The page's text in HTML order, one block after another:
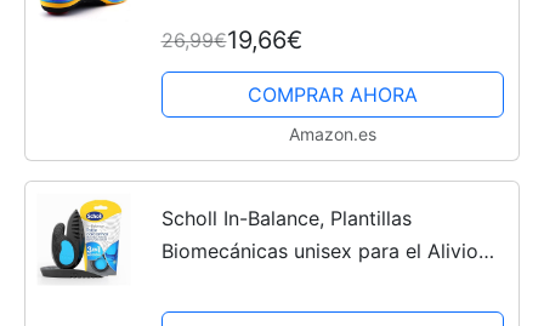
suaves Inserto para pies planos,
dolor de pie, fascitis...
26,99€19,66€
COMPRAR AHORA
Amazon.es
Scholl In-Balance, Plantillas
Biomecánicas unisex para el Alivio
Previene el Dolor, Pack 2 Plantillas,